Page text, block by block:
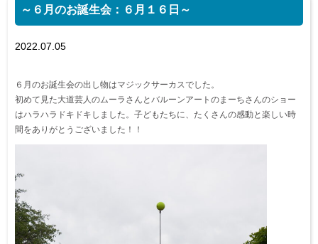
～６月のお誕生会：６月１６日～
2022.07.05
６月のお誕生会の出し物はマジックサーカスでした。
初めて見た大道芸人のムーラさんとバルーンアートのまーちさんのショー
はハラハラドキドキしました。子どもたちに、たくさんの感動と楽しい時
間をありがとうございました！！